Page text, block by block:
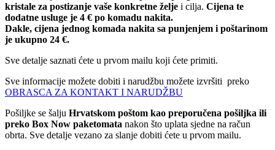
kristale za postizanje vaše konkretne želje i cilja. Cijena te
dodatne usluge je 4 € po komadu nakita.
Dakle, cijena jednog komada nakita sa punjenjem i poštarinom
je ukupno 24 €.
Sve detalje saznati ćete u prvom mailu koji ćete primiti.
Sve informacije možete dobiti i narudžbu možete izvršiti preko
OBRASCA ZA KONTAKT I NARUDŽBU
Pošiljke se šalju Hrvatskom poštom kao preporučena pošiljka ili
preko Box Now paketomata nakon što uplata sjedne na račun
obrta. Sve detalje vezano za slanje dobiti ćete u prvom mailu.